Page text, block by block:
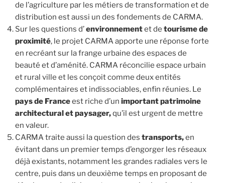
de l’agriculture par les métiers de transformation et de
distribution est aussi un des fondements de CARMA.
Sur les questions d’environnementet de tourisme de
proximité, le projet CARMA apporte une réponse forte
en recréant sur la frange urbaine des espaces de
beauté et d’aménité. CARMA réconcilie espace urbain
et rural ville et les conçoit comme deux entités
complémentaires et indissociables, enfin réunies. Le
pays de Franceest riche d’un important patrimoine
architectural et paysager,qu’il est urgent de mettre
en valeur.
CARMA traite aussi la question des transports,en
évitant dans un premier temps d’engorger les réseaux
déjà existants, notamment les grandes radiales vers le
centre, puis dans un deuxième temps en proposant de